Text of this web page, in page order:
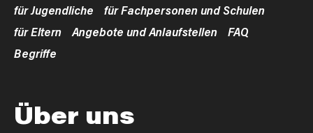
für Jugendliche
für Fachpersonen und Schulen
für Eltern
Angebote und Anlaufstellen
FAQ
Begriffe
Über uns